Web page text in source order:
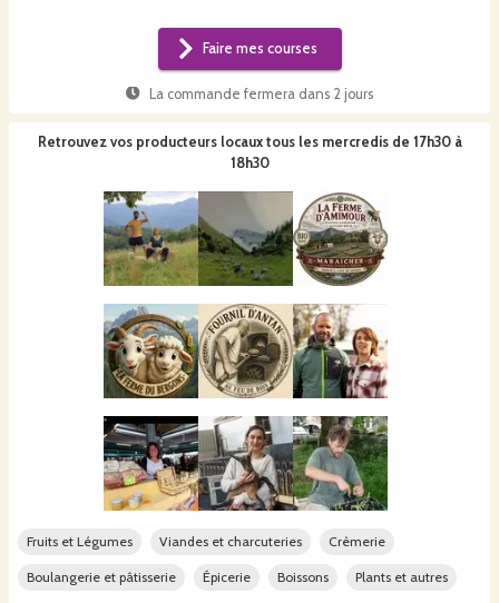
Faire mes courses
La commande fermera dans 2 jours
Retrouvez vos producteurs locaux tous les mercredis de 17h30 à
18h30
Fruits et Légumes Viandes et charcuteries Crèmerie
Boulangerie et pâtisserie Épicerie Boissons Plants et autres